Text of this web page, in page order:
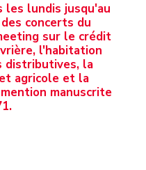
les lundis jusqu'au
concerts du
sur le crédit
l'habitation
distributives, la
agricole et la
manuscrite